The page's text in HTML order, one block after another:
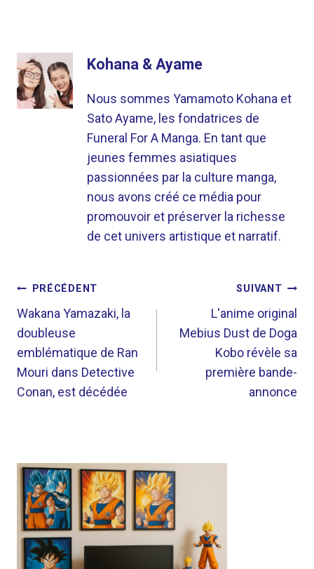
Kohana & Ayame
Nous sommes Yamamoto Kohana et
Sato Ayame, les fondatrices de
Funeral For A Manga. En tant que
jeunes femmes asiatiques
passionnées par la culture manga,
nous avons créé ce média pour
promouvoir et préserver la richesse
de cet univers artistique et narratif.
NAVIGATION
DE
L’ARTICLE
PRÉCÉDENT
Wakana Yamazaki, la
doubleuse
emblématique de Ran
Mouri dans Detective
Conan, est décédée
SUIVANT
L'anime original
Mebius Dust de Doga
Kobo révèle sa
première bande-
annonce